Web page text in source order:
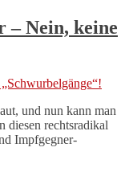
– Nein, keine
und nun kann man
diesen rechtsradikal
Impfgegner-